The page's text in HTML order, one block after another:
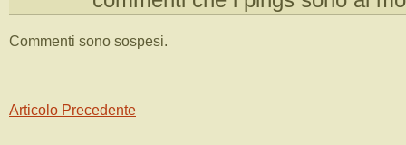
Commenti sono sospesi.
Articolo Precedente